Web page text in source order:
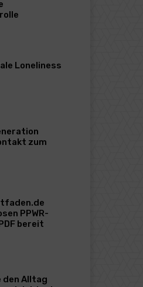
Loneliness
zum
PPWR-
bereit
den Alltag